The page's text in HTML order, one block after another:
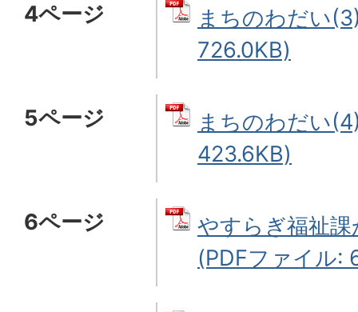
4ページ
まちのわだい
726.0KB)
5ページ
まちのわだい
423.6KB)
6ページ
やすらぎ福祉
(PDFファイル: